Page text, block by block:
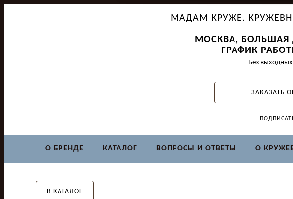
МАДАМ КРУЖЕ.
МОСКВА, БОЛЬШАЯ
ГРАФИК
Без
ЗАКАЗАТЬ
О БРЕНДЕ КАТАЛОГ ВОПРОСЫ И ОТВЕТЫ О
В КАТАЛОГ